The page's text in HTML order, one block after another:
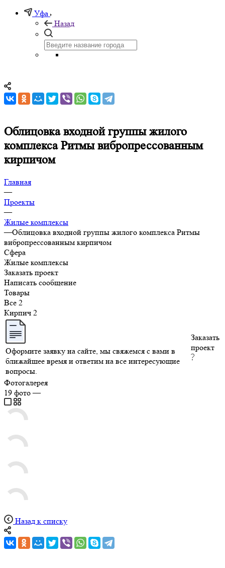
Уфа
Назад
Облицовка входной группы жилого
комплекса Ритмы вибропрессованным
кирпичом
Главная
—
Проекты
—
Жилые комплексы
—Облицовка входной группы жилого комплекса Ритмы
вибропрессованным кирпичом
Сфера
Жилые комплексы
Заказать проект
Написать сообщение
Товары
Все 2
Кирпич 2
Оформите заявку на сайте, мы свяжемся с вами в
ближайшее время и ответим на все интересующие
вопросы.
Заказать
проект
Фотогалерея
19 фото—